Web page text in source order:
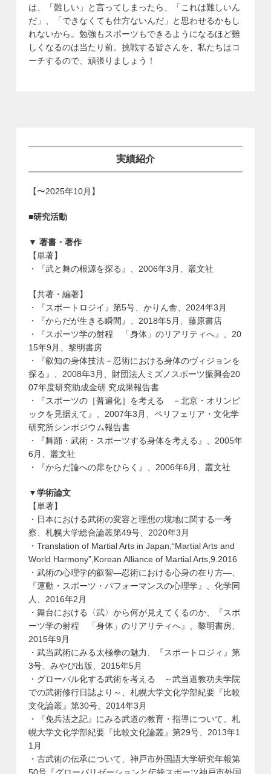
は、「難しい」と言ってしまったら、「これは難しいん
だ」、「できなくても仕方ないんだ」と思わせるかもし
れないから。勉強もスポーツもできるようになるほど難
しくなるのは当たり前。挑戦する皆さんを、私たちはコ
ーチするので、頑張りましょう！
実績紹介
【〜2025年10月】
■研究活動
▼ 著書・著作
【単著】
・『武と舞の根源を探る』、2006年3月、叢文社
【共著・編著】
・『スポートロジイ』第5号、かりん舎、2024年3月
・『からだが生きる瞬間』、2018年5月、藤原書店
・『スポーツ学の射程 「身体」のリアリティへ』、20
15年9月、黎明書房
・『叡知の身体技法－忍術における身体のヴィジョンを
探る』、2008年3月、財団法人ミズノスポーツ振興会20
07年度研究助成金研 究成果報告書
・『スポーツの［普遍化］を考える －北京・オリンピ
ックを見据えて』、2007年3月、ペリフェリア・文化学
研究所シンポジウム報告書
・『舞踊・武術・スポーツする身体を考える』、2005年
6月、叢文社
・『からだ論への扉をひらく』、2006年6月、叢文社
▼学術論文
【単著】
・日本における武術の変容と理想の境地に関する一考
察、札幌大学総合論叢第49号、2020年3月
・Translation of Martial Arts in Japan,“Martial Arts and
World Harmony”,Korean Alliance of Martial Arts,9.2016
・武術の心理学的叡智―忍術における心身の在り方―、
『運動・スポーツ・パフォーマンスの心理学』、化学同
人、2016年2月
・舞台における〈武〉から何が見えてくるのか、『スポ
ーツ学の射程 「身体」のリアリティへ』、黎明書房、
2015年9月
・武当武術にみる太極拳の魅力、『スポートロジィ』第
3号、みやび出版、2015年5月
・グローバル化する武術を考える ～武当道教功夫学院
での武術修行日誌より～、札幌大学文化学部紀要『比較
文化論叢』第30号、2014年3月
・『免兵法之記』にみる武道の教育・指導について、札
幌大学文化学部紀要『比較文化論叢』第29号、2013年1
1月
・古武術の伝承について、神戸市外国語大学研究年報第